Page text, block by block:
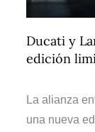
Ducati y
edición
La alianza
una nueva